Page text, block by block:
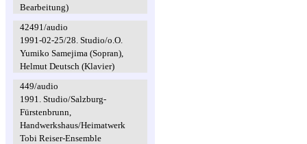
Bearbeitung)
42491/audio
1991-02-25/28. Studio/o.O.
Yumiko Samejima (Sopran),
Helmut Deutsch (Klavier)
449/audio
1991. Studio/Salzburg-
Fürstenbrunn,
Handwerkshaus/Heimatwerk
Tobi Reiser-Ensemble